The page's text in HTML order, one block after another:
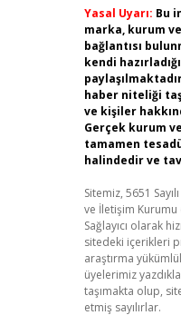
Yasal Uyarı: Bu
marka, kurum
bağlantısı
kendi
haber niteliği
ve kişiler
Gerçek kurum
tamamen
halindedir ve
Sitemiz, 5651
ve İletişim Kurumu
Sağlayıcı olarak
sitedeki içerikleri
araştırma
üyelerimiz
taşımakta olup,
etmiş sayılırlar.